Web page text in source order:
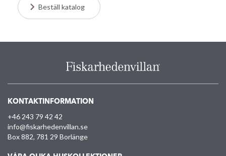
Beställ katalog
KONTAKTINFORMATION
+46 243 79 42 42
info@fiskarhedenvillan.se
Box 882, 781 29 Borlänge